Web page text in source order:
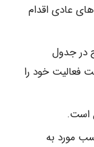
عادی اقدام
در جدول
فعالیت خود را
است.
مورد به